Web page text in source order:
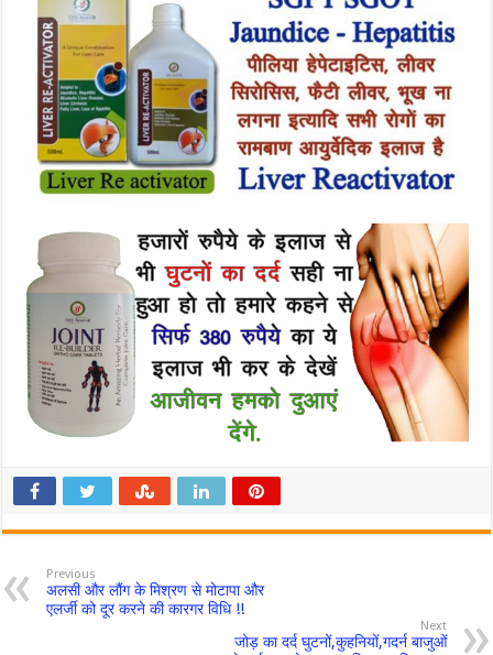
Previous
अलसी और लौंग के मिश्रण से मोटापा और
एलर्जी को दूर करने की कारगर विधि !!
Next
जोड़ का दर्द घुटनों,कुहनियों,गदर्न बाजुओं